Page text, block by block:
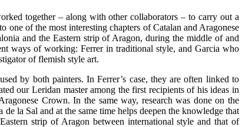
together – along with other collaborators – to carry out a
one of the most interesting chapters of Catalan and Aragonese
and the Eastern strip of Aragon, during the middle of and
ways of working: Ferrer in traditional style, and Garcia who
of flemish style art.
by both painters. In Ferrer’s case, they are often linked to
our Leridan master among the first recipients of his ideas in
Crown. In the same way, research was done on the
la Sal and at the same time helps deepen the knowledge that
strip of Aragon between international style and that of